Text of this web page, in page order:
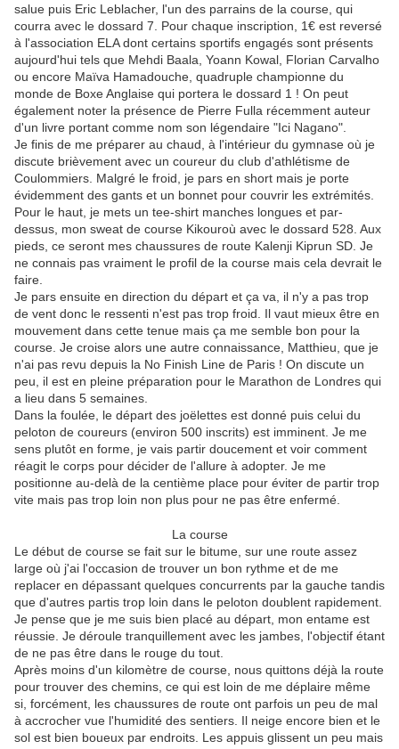
salue puis Eric Leblacher, l'un des parrains de la course, qui
courra avec le dossard 7. Pour chaque inscription, 1€ est reversé
à l'association ELA dont certains sportifs engagés sont présents
aujourd'hui tels que Mehdi Baala, Yoann Kowal, Florian Carvalho
ou encore Maïva Hamadouche, quadruple championne du
monde de Boxe Anglaise qui portera le dossard 1 ! On peut
également noter la présence de Pierre Fulla récemment auteur
d'un livre portant comme nom son légendaire "Ici Nagano".
Je finis de me préparer au chaud, à l'intérieur du gymnase où je
discute brièvement avec un coureur du club d'athlétisme de
Coulommiers. Malgré le froid, je pars en short mais je porte
évidemment des gants et un bonnet pour couvrir les extrémités.
Pour le haut, je mets un tee-shirt manches longues et par-
dessus, mon sweat de course Kikouroù avec le dossard 528. Aux
pieds, ce seront mes chaussures de route Kalenji Kiprun SD. Je
ne connais pas vraiment le profil de la course mais cela devrait le
faire.
Je pars ensuite en direction du départ et ça va, il n'y a pas trop
de vent donc le ressenti n'est pas trop froid. Il vaut mieux être en
mouvement dans cette tenue mais ça me semble bon pour la
course. Je croise alors une autre connaissance, Matthieu, que je
n'ai pas revu depuis la No Finish Line de Paris ! On discute un
peu, il est en pleine préparation pour le Marathon de Londres qui
a lieu dans 5 semaines.
Dans la foulée, le départ des joëlettes est donné puis celui du
peloton de coureurs (environ 500 inscrits) est imminent. Je me
sens plutôt en forme, je vais partir doucement et voir comment
réagit le corps pour décider de l'allure à adopter. Je me
positionne au-delà de la centième place pour éviter de partir trop
vite mais pas trop loin non plus pour ne pas être enfermé.
La course
Le début de course se fait sur le bitume, sur une route assez
large où j'ai l'occasion de trouver un bon rythme et de me
replacer en dépassant quelques concurrents par la gauche tandis
que d'autres partis trop loin dans le peloton doublent rapidement.
Je pense que je me suis bien placé au départ, mon entame est
réussie. Je déroule tranquillement avec les jambes, l'objectif étant
de ne pas être dans le rouge du tout.
Après moins d'un kilomètre de course, nous quittons déjà la route
pour trouver des chemins, ce qui est loin de me déplaire même
si, forcément, les chaussures de route ont parfois un peu de mal
à accrocher vue l'humidité des sentiers. Il neige encore bien et le
sol est bien boueux par endroits. Les appuis glissent un peu mais